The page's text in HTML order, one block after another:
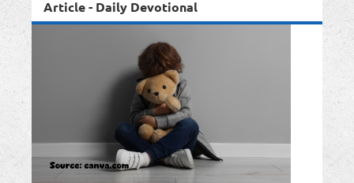
Article - Daily Devotional